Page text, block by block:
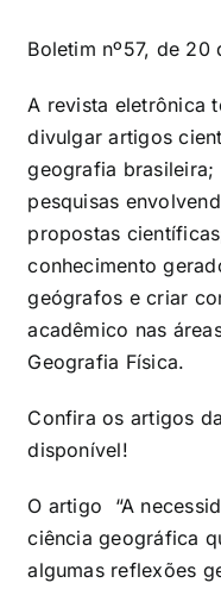
Boletim nº57, de
A revista eletrônica
divulgar artigos
geografia
pesquisas
propostas
conhecimento
geógrafos e criar
acadêmico nas
Geografia Física.
Confira os artigos
disponível!
O artigo “A
ciência geográfica
algumas reflexões